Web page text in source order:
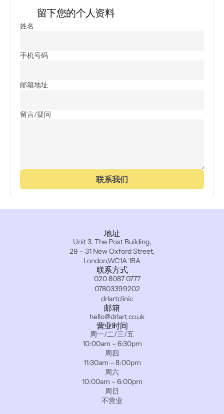
留下您的个人资料
姓名
手机号码
邮箱地址
留言/疑问
联系我们
地址
Unit 3, The Post Building,
29 – 31 New Oxford Street,
London,WC1A 1BA
联系方式
020 8087 0777
07803399202
drlartclinic
邮箱
hello@drlart.co.uk
营业时间
周一/二/三/五
10:00am – 6:30pm
周四
11:30am – 8:00pm
周六
10:00am – 6:00pm
周日
不营业